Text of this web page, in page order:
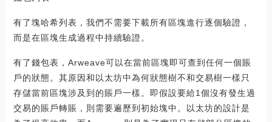
有了塊哈希列表，我們不需要下載所有區塊進行逐個驗證，
而是在區塊生成過程中持續驗證。
有了錢包表，Arweave可以在當前區塊即可查到任何一個賬
戶的狀態。其原因和以太坊中為何狀態樹不和交易樹一樣只
存儲當前區塊涉及到的賬戶一樣。即假設要給1個沒有發生過
交易的賬戶轉賬，則需要遍歷到初始塊中。以太坊的設計是